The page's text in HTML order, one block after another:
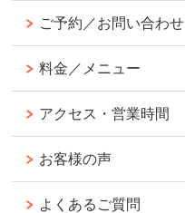
ご予約／お問い合わせ
料金／メニュー
アクセス・営業時間
お客様の声
よくあるご質問